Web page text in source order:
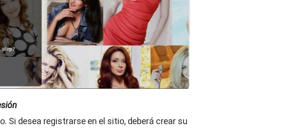
Si desea registrarse en el sitio, deberá crear su